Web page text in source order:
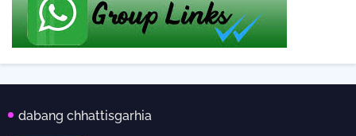
dabang chhattisgarhia